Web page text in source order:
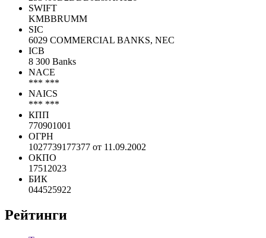
ИНН
7708022300
LEI
253400D2DDB0E8JXA126
SWIFT
KMBBRUMM
SIC
6029 COMMERCIAL BANKS, NEC
ICB
8 300 Banks
NACE
*** ***
NAICS
*** ***
КПП
770901001
ОГРН
1027739177377 от 11.09.2002
БИК